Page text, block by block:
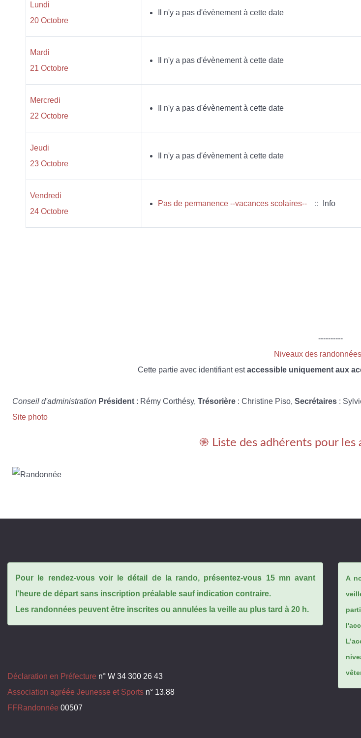
Lundi
20 Octobre
Il n'y a pas d'évènement à cette date
Mardi
21 Octobre
Il n'y a pas d'évènement à cette date
Mercredi
22 Octobre
Il n'y a pas d'évènement à cette date
Jeudi
23 Octobre
Il n'y a pas d'évènement à cette date
Vendredi
24 Octobre
Pas de permanence --vacances scolaires-- :: Info
----------
Niveaux des
Cette partie avec identifiant estaccessible uniquement aux
Conseil d'administration Président : Rémy Corthésy, Trésorière : Christine Piso, Secrétaires :
Site photo
֎ Liste des adhérents pour les
Pour le rendez-vous voir le détail de la rando, présentez-vous 15 mn avant
l'heure de départ sans inscription préalable sauf indication contraire.
Les randonnées peuvent être inscrites ou annulées la veille au plus tard à 20 h.
Déclaration en Préfecture n° W 34 300 26 43
Association agréée Jeunesse et Sports n° 13.88
FFRandonnée 00507
A